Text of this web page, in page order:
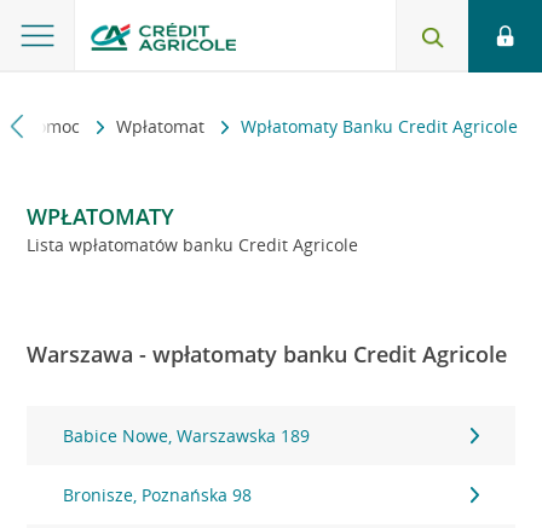
i pomoc Wpłatomat Wpłatomaty Banku Credit Agricole
WPŁATOMATY
Lista wpłatomatów banku Credit Agricole
Warszawa - wpłatomaty banku Credit Agricole
Babice Nowe, Warszawska 189
Bronisze, Poznańska 98